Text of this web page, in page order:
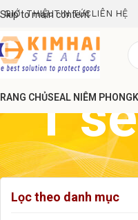
Skip to main content
GIỚI THIỆUTIN TỨC LIÊN HỆ
CHỦSEAL NIÊM PHONG
T
Lọc theo danh mục